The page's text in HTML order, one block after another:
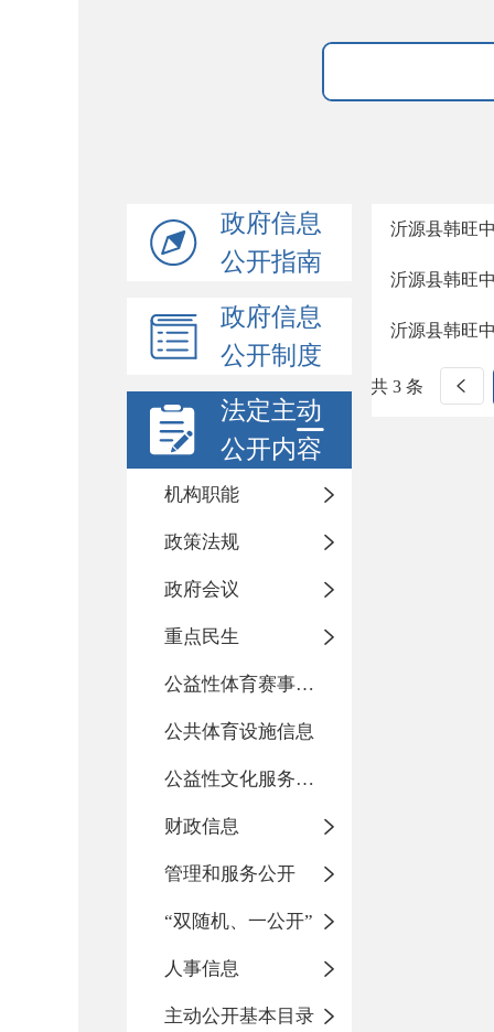
政府信息
公开指南
政府信息
公开制度
法定主动
公开内容
机构职能
政策法规
政府会议
重点民生
公益性体育赛事活动
公共体育设施信息
公益性文化服务活动
财政信息
管理和服务公开
“双随机、一公开”
人事信息
主动公开基本目录
沂源县韩旺
沂源县韩旺
沂源县韩旺
共 3 条